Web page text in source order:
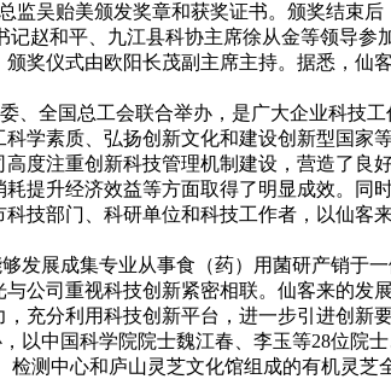
监吴贻美颁发奖章和获奖证书。颁奖结束
赵和平、九江县科协主席徐从金等领导
奖仪式由欧阳长茂副主席主持。据悉，仙
全国总工会联合举办，是广大企业科技
学素质、弘扬创新文化和建设创新型国家
度注重创新科技管理机制建设，营造了良
提升经济效益等方面取得了明显成效。同
技部门、科研单位和科技工作者，以仙客
展成集专业从事食（药）用菌研产销于
公司重视科技创新紧密相联。仙客来的发
充分利用科技创新平台，进一步引进创新
中国科学院院士魏江春、李玉等28位院
检测中心和庐山灵芝文化馆组成的有机灵